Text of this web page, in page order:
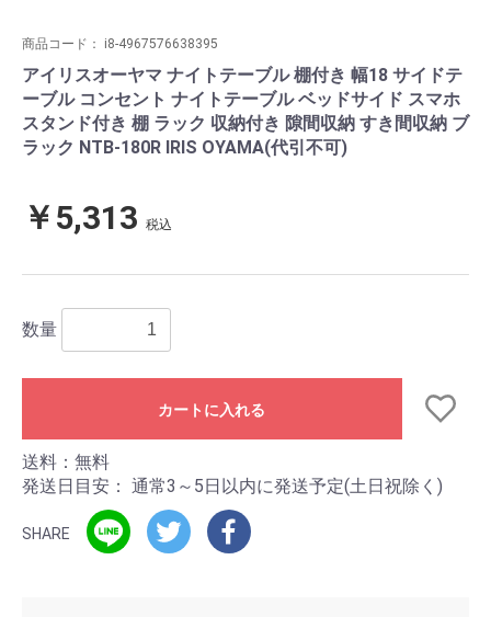
商品コード： i8-4967576638395
アイリスオーヤマ ナイトテーブル 棚付き 幅18 サイドテ
ーブル コンセント ナイトテーブル ベッドサイド スマホ
スタンド付き 棚 ラック 収納付き 隙間収納 すき間収納 ブ
ラック NTB-180R IRIS OYAMA(代引不可)
￥5,313 税込
数量
カートに入れる
送料：無料
発送日目安： 通常3～5日以内に発送予定(土日祝除く)
SHARE